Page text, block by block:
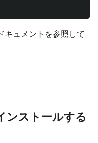
ュメントを参照して
ンストールする